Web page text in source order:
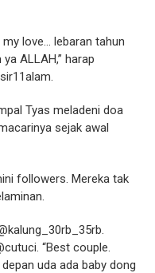
my love... lebaran tahun
ya ALLAH,” harap
Tyas meladeni doa
sejak awal
followers. Mereka tak
“Best couple.
uda ada baby dong